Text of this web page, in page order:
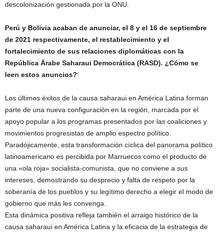
descolonización gestionada por la ONU.
Perú y Bolivia acaban de anunciar, el 8 y el 16 de septiembre
de 2021 respectivamente, el restablecimiento y el
fortalecimiento de sus relaciones diplomáticas con la
República Árabe Saharaui Democrática (RASD). ¿Cómo se
leen estos anuncios?
Los últimos éxitos de la causa saharaui en América Latina forman
parte de una nueva configuración en la región, marcada por el
apoyo popular a los programas presentados por las coaliciones y
movimientos progresistas de amplio espectro político.
Paradójicamente, esta transformación cíclica del panorama político
latinoamericano es percibida por Marruecos como el producto de
una «ola roja» socialista-comunista, que no conviene a sus
intereses, demostrando su desprecio y falta de respeto por la
soberanía de los pueblos y su legítimo derecho a elegir el modo de
gobierno que más les convenga.
Esta dinámica positiva refleja también el arraigo histórico de la
causa saharaui en América Latina y la eficacia de la estrategia de